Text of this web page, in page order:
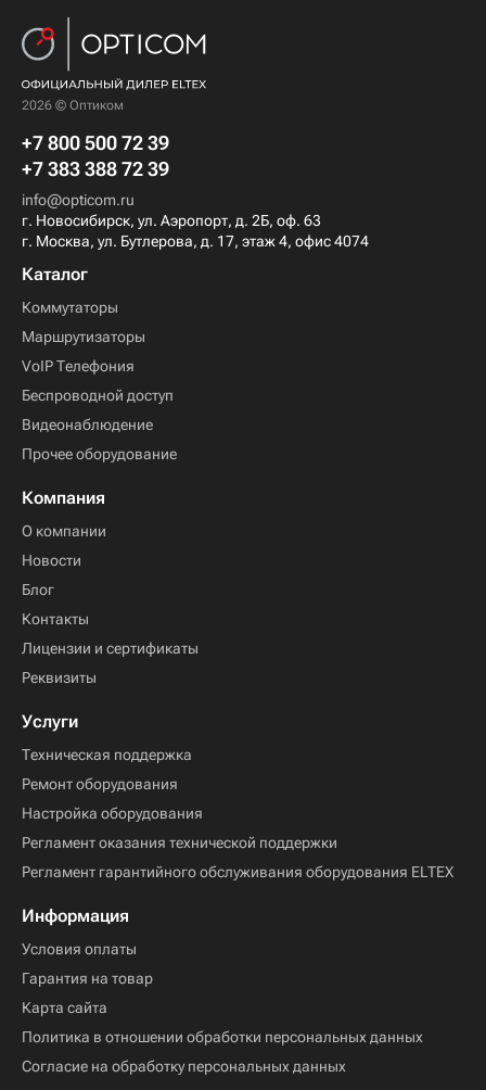
2026 © Оптиком
+7 800 500 72 39
+7 383 388 72 39
info@opticom.ru
г. Новосибирск, ул. Аэропорт, д. 2Б, оф. 63
г. Москва, ул. Бутлерова, д. 17, этаж 4, офис 4074
Каталог
Коммутаторы
Маршрутизаторы
VoIP Телефония
Беспроводной доступ
Видеонаблюдение
Прочее оборудование
Компания
О компании
Новости
Блог
Контакты
Лицензии и сертификаты
Реквизиты
Услуги
Техническая поддержка
Ремонт оборудования
Настройка оборудования
Регламент оказания технической поддержки
Регламент гарантийного обслуживания оборудования ELTEX
Информация
Условия оплаты
Гарантия на товар
Карта сайта
Политика в отношении обработки персональных данных
Согласие на обработку персональных данных